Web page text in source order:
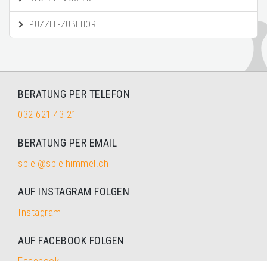
PUZZLE-ZUBEHÖR
BERATUNG PER TELEFON
032 621 43 21
BERATUNG PER EMAIL
spiel@spielhimmel.ch
AUF INSTAGRAM FOLGEN
Instagram
AUF FACEBOOK FOLGEN